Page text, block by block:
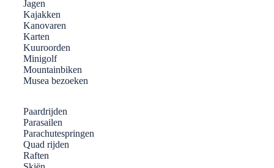
Jagen
Kajakken
Kanovaren
Karten
Kuuroorden
Minigolf
Mountainbiken
Musea bezoeken
Paardrijden
Parasailen
Parachutespringen
Quad rijden
Raften